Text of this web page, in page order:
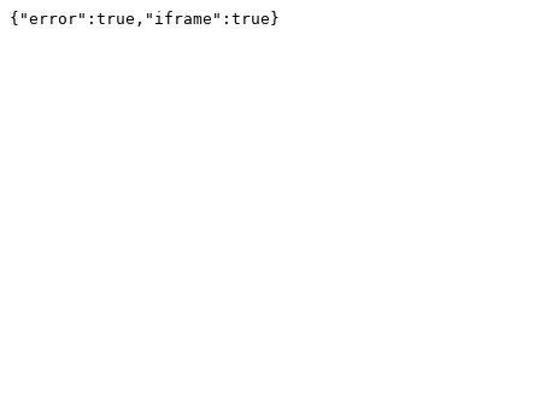
{"error":true,"iframe":true}